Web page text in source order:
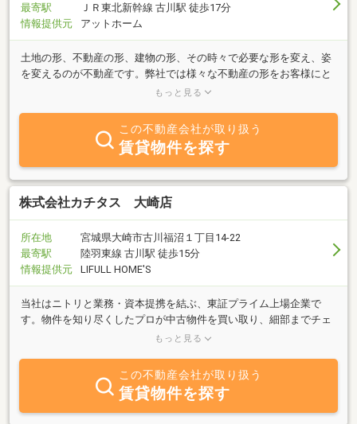
最寄駅
ＪＲ東北新幹線 古川駅 徒歩17分
情報提供元
アットホーム
土地の形、不動産の形、建物の形、その時々で必要な形を変え、姿
を変えるのが不動産です。弊社では様々な不動産の形をお客様にと
って、最善のご提案、そして質の高いサービスを提供できるよう組
は取り扱いエリアを絞り、より緻密な情報収集、豊富な経験と知識
による適切なご提案、スピーディーな対応を心掛け、充実のサポー
トを実現します。大崎市、登米市、栗原市、加美市、色麻町、大和
町、大衡村、美里町、涌谷町、大郷町の不動産に関するお悩み、ご
相談、お手伝いは不動産売買の窓口古川店にお任せ下さい。不動産
売買の窓口古川店はお客様ひとりひとりの思いにお答えします。
もっと見る
この不動産会社が取り扱う
賃貸物件を探す
株式会社カチタス 大崎店
所在地
宮城県大崎市古川福沼１丁目14-22
最寄駅
陸羽東線 古川駅 徒歩15分
情報提供元
LIFULL HOME'S
当社はニトリと業務・資本提携を結ぶ、東証プライム上場企業で
す。物件を知り尽くしたプロが中古物件を買い取り、細部までチェ
ックし、自社規格に沿って丁寧にリフォームしているので、ご購入
もっと見る
この不動産会社が取り扱う
賃貸物件を探す